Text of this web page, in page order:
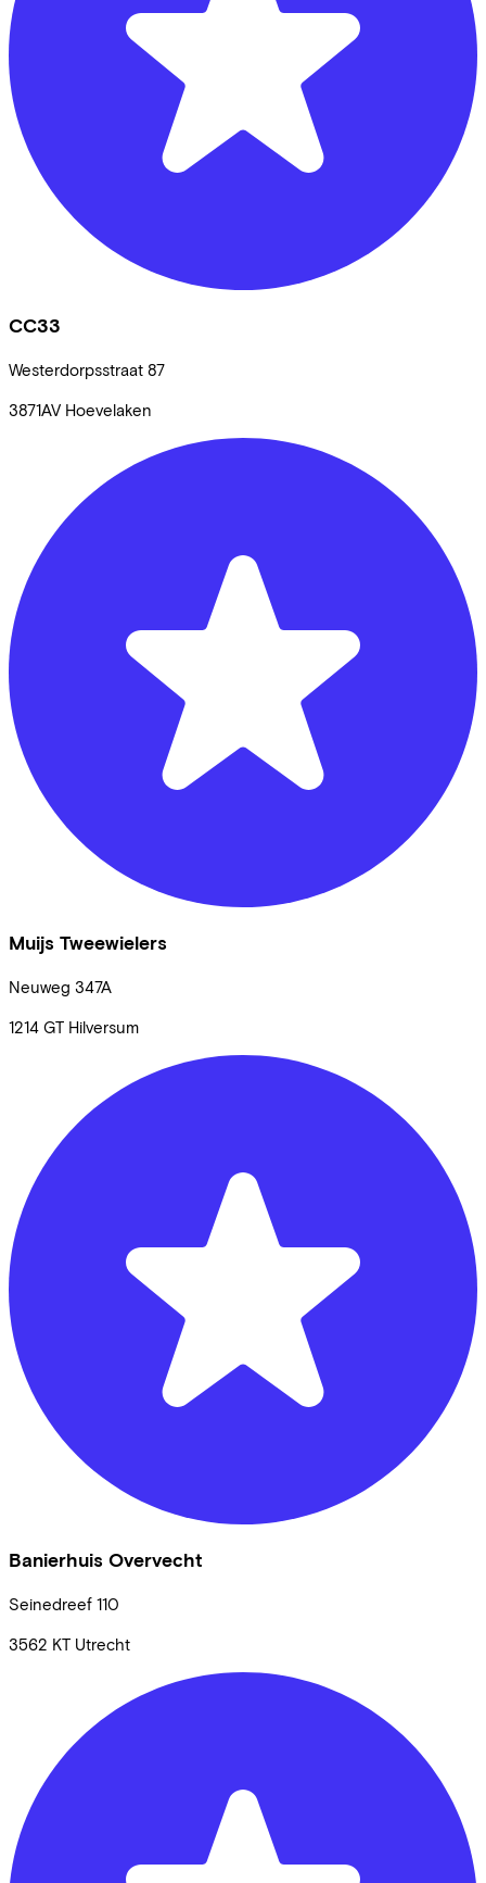
CC33
Westerdorpsstraat 87
3871AV Hoevelaken
Muijs Tweewielers
Neuweg 347A
1214 GT Hilversum
Banierhuis Overvecht
Seinedreef 110
3562 KT Utrecht